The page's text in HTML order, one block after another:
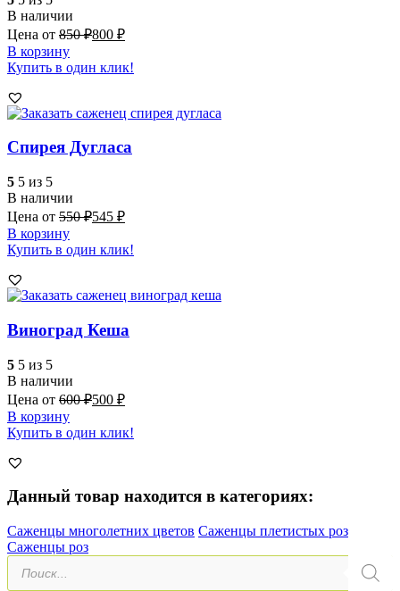
В наличии
Цена от 850₽800 ₽
В корзину
Купить в один клик!
Спирея Дугласа
5 5 из 5
В наличии
Цена от 550₽545 ₽
В корзину
Купить в один клик!
Виноград Кеша
5 5 из 5
В наличии
Цена от 600₽500 ₽
В корзину
Купить в один клик!
Данный товар находится в категориях:
Саженцы многолетних цветов Саженцы плетистых роз
Саженцы роз
Поиск
товаров